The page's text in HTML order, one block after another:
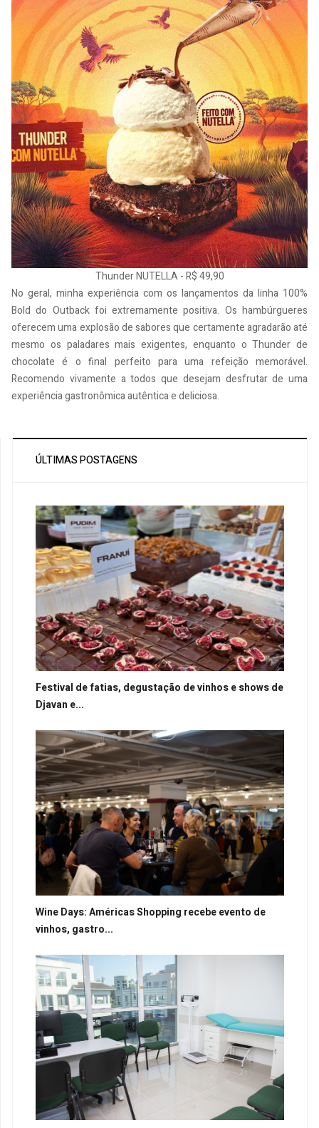
Thunder NUTELLA - R$ 49,90
No geral, minha experiência com os lançamentos da linha 100%
Bold do Outback foi extremamente positiva. Os hambúrgueres
oferecem uma explosão de sabores que certamente agradarão até
mesmo os paladares mais exigentes, enquanto o Thunder de
chocolate é o final perfeito para uma refeição memorável.
Recomendo vivamente a todos que desejam desfrutar de uma
experiência gastronômica autêntica e deliciosa.
ÚLTIMAS POSTAGENS
Festival de fatias, degustação de vinhos e shows de
Djavan e...
Wine Days: Américas Shopping recebe evento de
vinhos, gastro...